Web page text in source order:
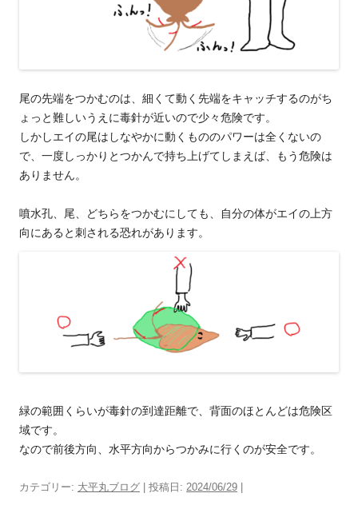
尾の先端をつかむのは、細くて動く先端をキャッチするのがち
ょっと難しいうえに毒針が近いので少々危険です。
しかしエイの尾はしなやかに動くもののパワーは全くないの
で、一度しっかりとつかんで持ち上げてしまえば、もう危険は
ありません。
噴水孔、尾、どちらをつかむにしても、自分の体がエイの上方
向にあると刺される恐れがあります。
緑の範囲くらいが毒針の到達距離で、背面のほとんどは危険区
域です。
なので前後方向、水平方向からつかみに行くのが安全です。
カテゴリー: 大平丸ブログ | 投稿日: 2024/06/29